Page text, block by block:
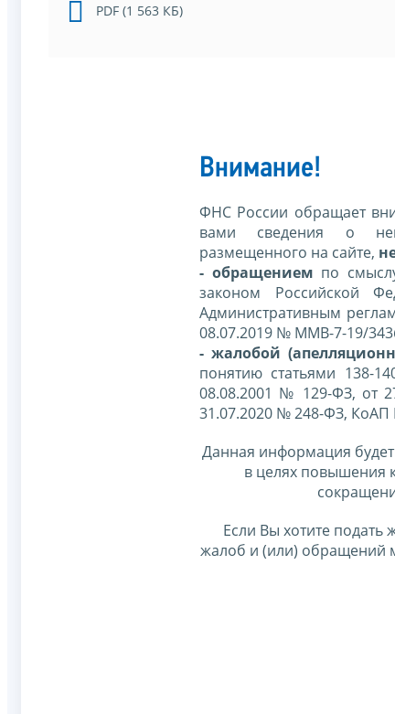
PDF (1 563 КБ)
Внимание!
ФНС России обращает
вами сведения о
размещенного на сайте,
- обращением по
законом Российской
Административным
08.07.2019 № ММВ-7-19/
- жалобой
понятию статьями 138-
08.08.2001 № 129-ФЗ, от
31.07.2020 № 248-ФЗ, КоАП
Данная информация
в целях повышения
Если Вы хотите
жалоб и (или) обращений